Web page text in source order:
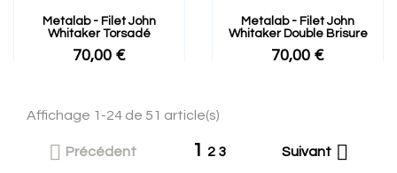
Metalab - Filet John
Whitaker Torsadé
70,00 €
Metalab - Filet John
Whitaker Double Brisure
70,00 €
Affichage 1-24 de 51 article(s)
 Précédent 1 2 3 Suivant 